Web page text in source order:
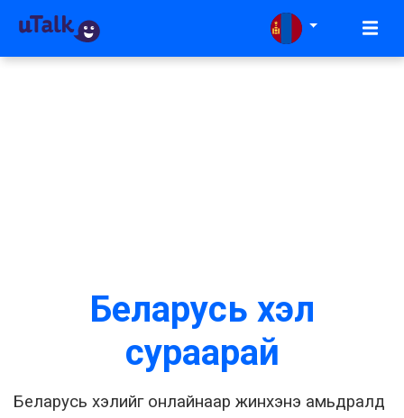
Беларусь хэл
сураарай
Беларусь хэлийг онлайнаар жинхэнэ амьдралд